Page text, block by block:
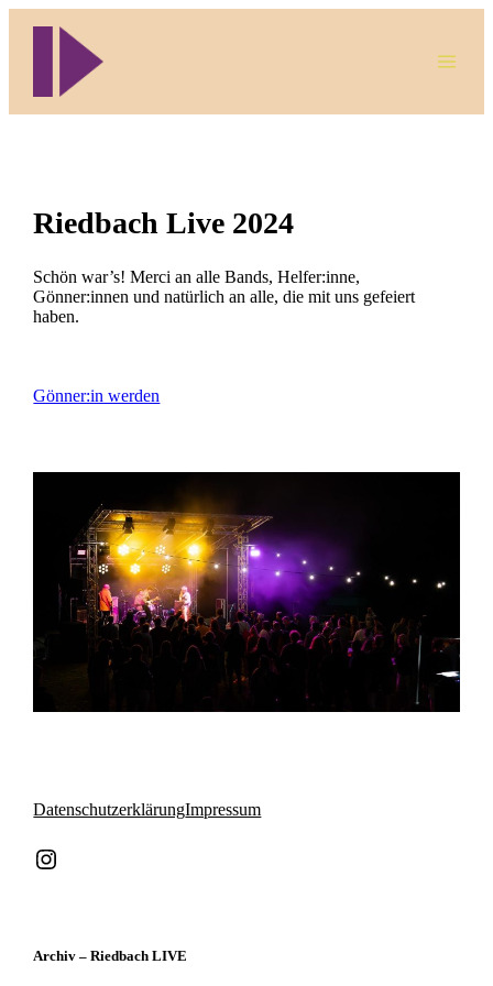
Riedbach Live 2024
Schön war’s! Merci an alle Bands, Helfer:inne,
Gönner:innen und natürlich an alle, die mit uns gefeiert
haben.
Gönner:in werden
DatenschutzerklärungImpressum
Instagram
Archiv – Riedbach LIVE